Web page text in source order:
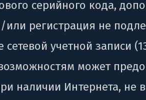
серийного кода,
или регистрация не
сетевой учетной записи
может
наличии Интернета, не